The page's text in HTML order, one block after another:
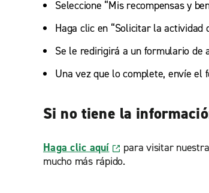
Seleccione “Mis recompensas y
Haga clic en “Solicitar la actividad
Se le redirigirá a un formulario
Una vez que lo complete, envíe el
Si no tiene la
Haga clic aquí
para visitar
mucho más rápido.